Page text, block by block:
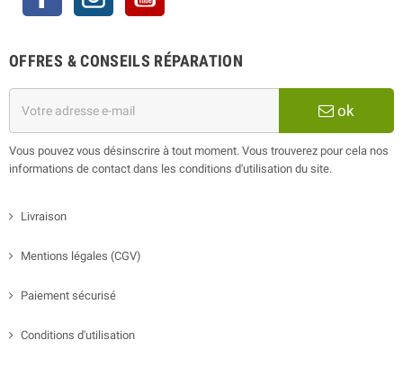
OFFRES & CONSEILS RÉPARATION
ok
Vous pouvez vous désinscrire à tout moment. Vous trouverez pour cela nos
informations de contact dans les conditions d'utilisation du site.
Livraison
Mentions légales (CGV)
Paiement sécurisé
Conditions d'utilisation